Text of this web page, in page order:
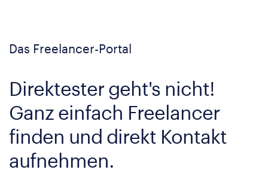
Das Freelancer-Portal
Direktester geht's nicht!
Ganz einfach Freelancer
finden und direkt Kontakt
aufnehmen.